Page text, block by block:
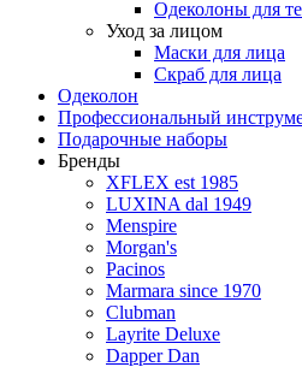
Одеколоны для
Уход за лицом
Маски для лица
Скраб для лица
Одеколон
Профессиональный
Подарочные наборы
Бренды
XFLEX est 1985
LUXINA dal 1949
Menspire
Morgan's
Pacinos
Marmara since 1970
Clubman
Layrite Deluxe
Dapper Dan